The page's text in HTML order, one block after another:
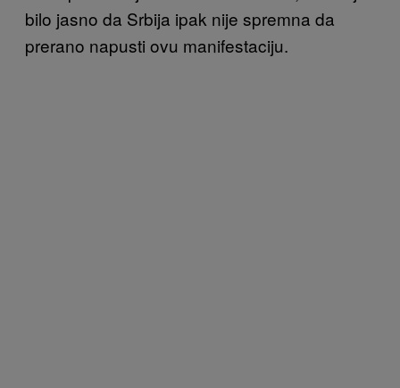
bilo jasno da Srbija ipak nije spremna da
prerano napusti ovu manifestaciju.